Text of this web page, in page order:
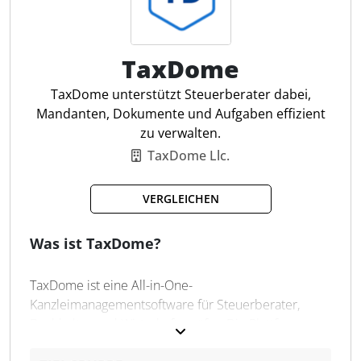
Mandatsbearbeitung
beA & E-Mail-Postfach
Dokumentenverwaltung
Outlook-Add-In
Teams-Integration
Forderungsmanagement
Echtzeit-Updates
TaxDome
TaxDome unterstützt Steuerberater dabei,
Mandanten, Dokumente und Aufgaben effizient
zu verwalten.
TaxDome Llc.
VERGLEICHEN
Was ist TaxDome?
TaxDome ist eine All-in-One-
Kanzleimanagementsoftware für Steuerberater,
Buchhalter und Wirtschaftsprüfer. Die Plattform